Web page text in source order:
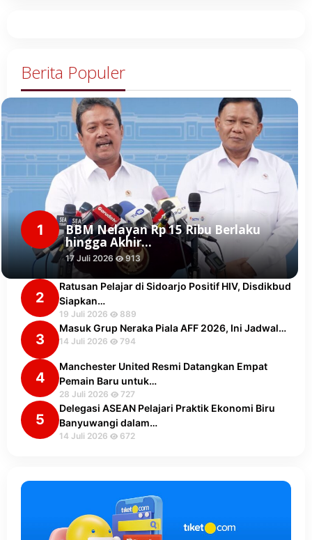
Berita Populer
1 BBM Nelayan Rp 15 Ribu Berlaku
hingga Akhir…
17 Juli 2026 913
2
Ratusan Pelajar di Sidoarjo Positif HIV, Disdikbud
Siapkan…
19 Juli 2026 889
3
Masuk Grup Neraka Piala AFF 2026, Ini Jadwal…
14 Juli 2026 794
4
Manchester United Resmi Datangkan Empat
Pemain Baru untuk…
28 Juli 2026 727
5
Delegasi ASEAN Pelajari Praktik Ekonomi Biru
Banyuwangi dalam…
14 Juli 2026 672